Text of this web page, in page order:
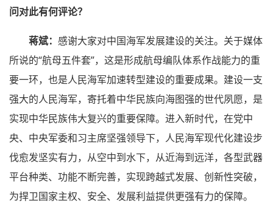
问对此有何评论？
蒋斌： 感谢大家对中国海军发展建设的关注。关于媒体
所说的“航母五件套”，这是形成航母编队体系作战能力的重
要一环，也是人民海军加速转型建设的重要成果。建设一支
强大的人民海军，寄托着中华民族向海图强的世代夙愿，是
实现中华民族伟大复兴的重要保障。进入新时代，在党中
央、中央军委和习主席坚强领导下，人民海军现代化建设步
伐愈发坚实有力，从空中到水下，从近海到远洋，各型武器
平台种类、功能不断完善，实现跨越式发展、创新性突破，
为捍卫国家主权、安全、发展利益提供更强有力的保障。